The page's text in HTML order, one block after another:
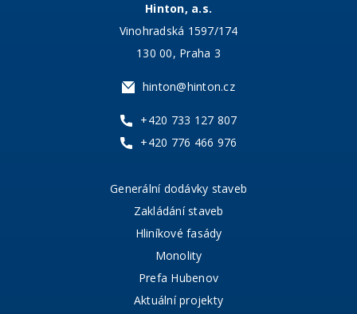
Hinton, a.s.
Vinohradská 1597/174
130 00, Praha 3
hinton@hinton.cz
+420 733 127 807
+420 776 466 976
Generální dodávky staveb
Zakládání staveb
Hliníkové fasády
Monolity
Prefa Hubenov
Aktuální projekty